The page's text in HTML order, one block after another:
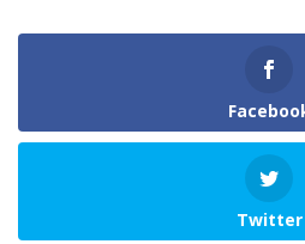
Twitter